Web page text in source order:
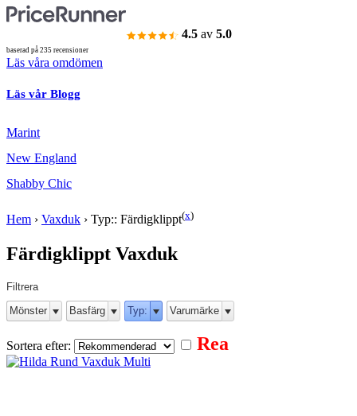
4.5 av 5.0
baserad på 235 recensioner
Läs våra omdömen
Läs vår Blogg
Marint
New England
Shabby Chic
Hem › Vaxduk › Typ:: Färdigklippt(x)
Färdigklippt Vaxduk
Filtrera
Mönster
Basfärg Typ: Varumärke
Sortera efter: Rea